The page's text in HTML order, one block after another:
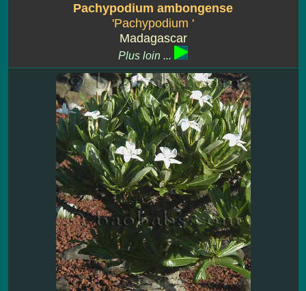
Pachypodium ambongense
'Pachypodium '
Madagascar
Plus loin ...